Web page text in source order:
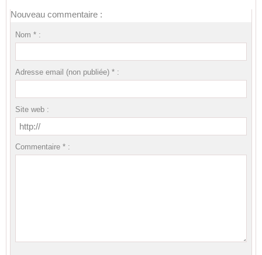
Nouveau commentaire :
Nom * :
Adresse email (non publiée) * :
Site web :
Commentaire * :